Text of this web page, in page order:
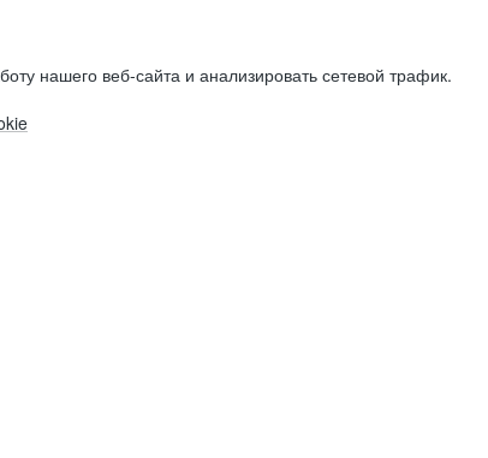
нашего веб-сайта и анализировать сетевой трафик.